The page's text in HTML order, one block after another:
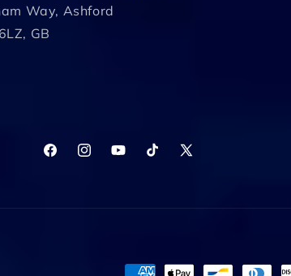
Way, Ashford
GB
FacebookInstagramYouTubeTikTok X